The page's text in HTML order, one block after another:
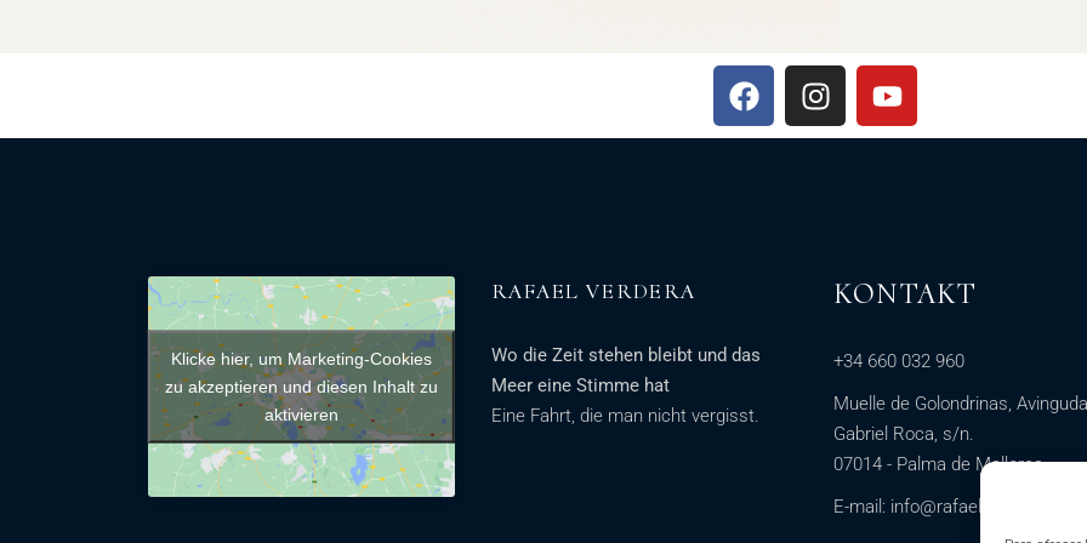
Klicke hier, um Marketing-Cookies
zu akzeptieren und diesen Inhalt zu
aktivieren
RAFAEL VERDERA
Wo die Zeit stehen bleibt und das
Meer eine Stimme hat
Eine Fahrt, die man nicht vergisst.
KONTAKT
+34 660 032 960
Muelle de Golondrinas, Avinguda
Gabriel Roca, s/n.
07014 - Palma de Mallorca
E-mail: info@rafaelverdera.com